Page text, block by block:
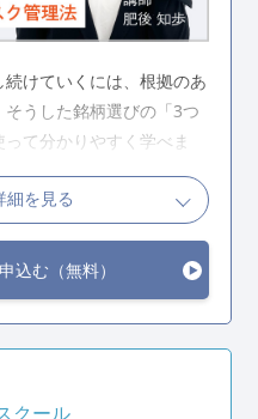
けていくには、根拠のあ
うした銘柄選びの「3つ
て分かりやすく学べま
歩踏み出せずにいる
れど思うように利益を出
細を見る
込む（無料）
クール